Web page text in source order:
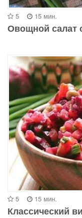
5 15 мин.
Овощной салат
5 15 мин.
Классический